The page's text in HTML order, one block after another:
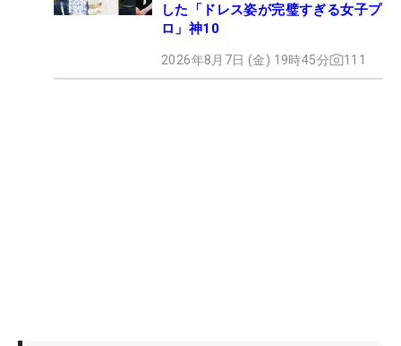
した「ドレス姿が完璧すぎる女子プ
ロ」神10
2026年8月7日 (金) 19時45分 111